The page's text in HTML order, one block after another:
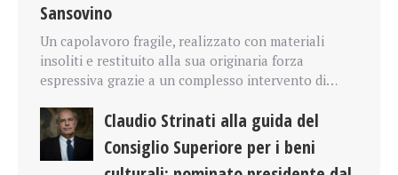
Sansovino
Un capolavoro fragile, realizzato con materiali
insoliti e restituito alla sua originaria forza
espressiva grazie a un complesso intervento di…
Claudio Strinati alla guida del
Consiglio Superiore per i beni